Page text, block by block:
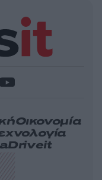
Οικονομία
Driveit